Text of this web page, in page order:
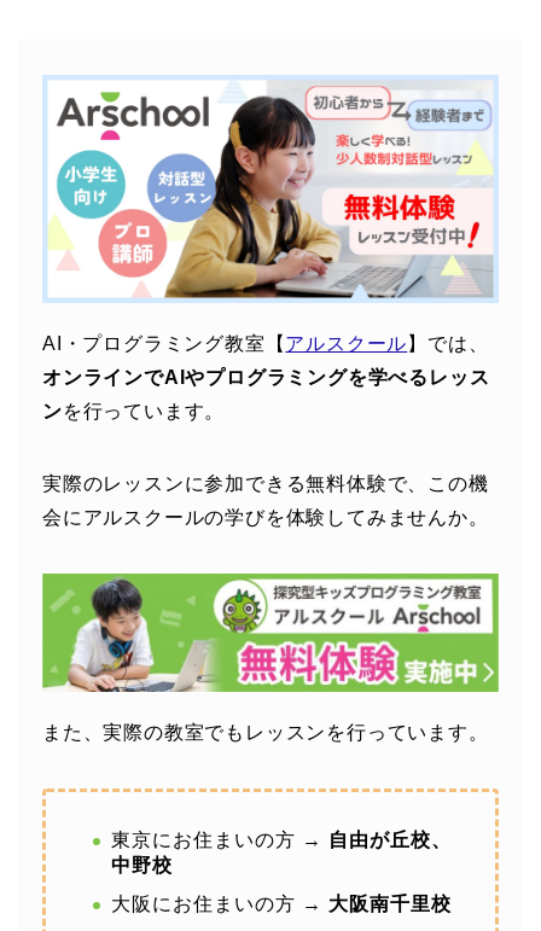
AI・プログラミング教室【 アルスクール 】では、
オンラインでAIやプログラミングを学べるレッス
ンを行っています。
実際のレッスンに参加できる無料体験で、この機
会にアルスクールの学びを体験してみませんか。
また、実際の教室でもレッスンを行っています。
東京にお住まいの方 →
自由が丘校、
中野校
大阪にお住まいの方 → 大阪南千里校